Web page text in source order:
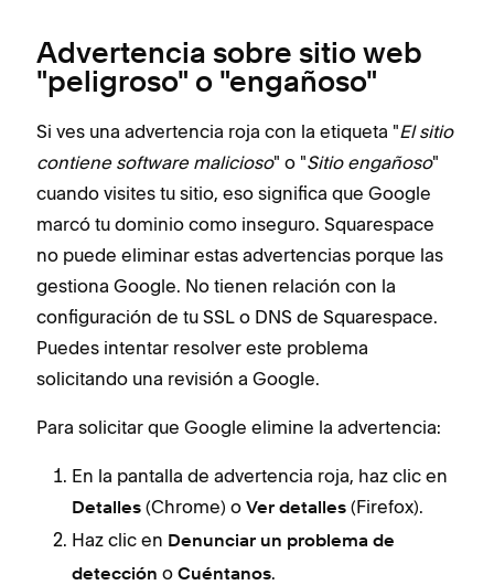
Advertencia sobre sitio web
"peligroso" o "engañoso"
Si ves una advertencia roja con la etiqueta "El sitio
contiene software malicioso" o "Sitio engañoso"
cuando visites tu sitio, eso significa que Google
marcó tu dominio como inseguro. Squarespace
no puede eliminar estas advertencias porque las
gestiona Google. No tienen relación con la
configuración de tu SSL o DNS de Squarespace.
Puedes intentar resolver este problema
solicitando una revisión a Google.
Para solicitar que Google elimine la advertencia:
En la pantalla de advertencia roja, haz clic en
Detalles (Chrome) o Ver detalles (Firefox).
Haz clic en Denunciar un problema de
detección o Cuéntanos.